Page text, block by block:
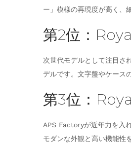
ー」模様の再現度が高く、
第2位：
次世代モデルとして注目さ
デルです。文字盤やケース
第3位：
APS Factoryが近年力を入
モダンな外観と高い機能性